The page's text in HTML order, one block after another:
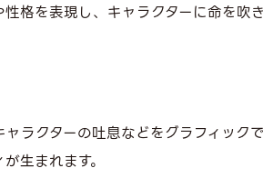
格を表現し、キャラクターに命を吹き
ラクターの吐息などをグラフィッ
生まれます。